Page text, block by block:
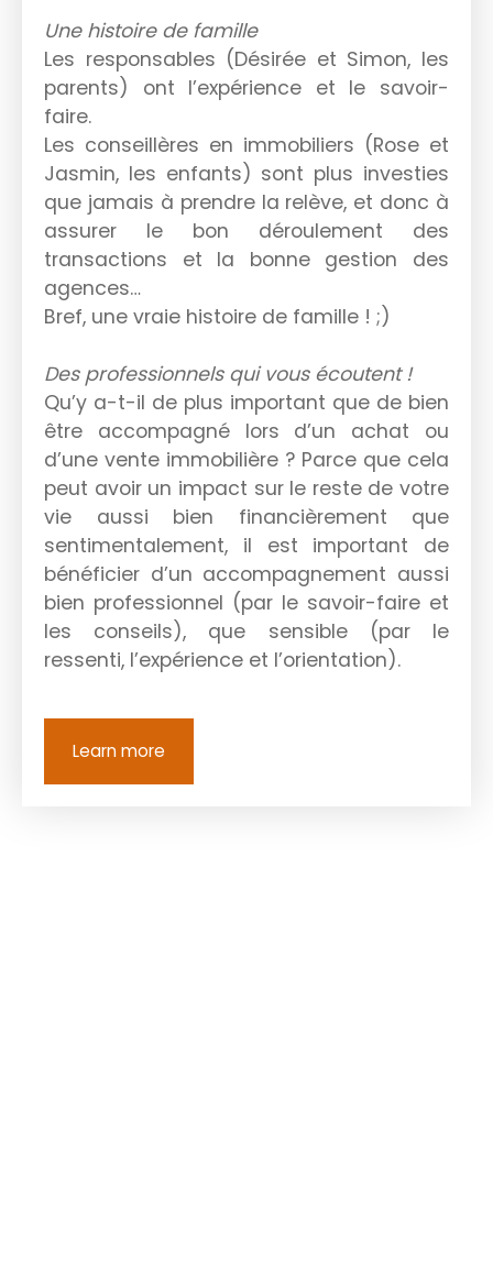
Une histoire de famille
Les responsables (Désirée et Simon, les
parents) ont l’expérience et le savoir-
faire.
Les conseillères en immobiliers (Rose et
Jasmin, les enfants) sont plus investies
que jamais à prendre la relève, et donc à
assurer le bon déroulement des
transactions et la bonne gestion des
agences…
Bref, une vraie histoire de famille ! ;)
Des professionnels qui vous écoutent !
Qu’y a-t-il de plus important que de bien
être accompagné lors d’un achat ou
d’une vente immobilière ? Parce que cela
peut avoir un impact sur le reste de votre
vie aussi bien financièrement que
sentimentalement, il est important de
bénéficier d’un accompagnement aussi
bien professionnel (par le savoir-faire et
les conseils), que sensible (par le
ressenti, l’expérience et l’orientation).
Learn more